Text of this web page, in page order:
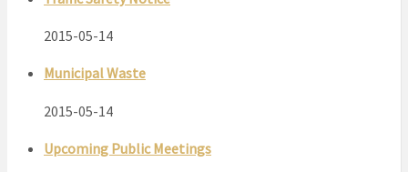
2015-05-14
Municipal Waste
2015-05-14
Upcoming Public Meetings